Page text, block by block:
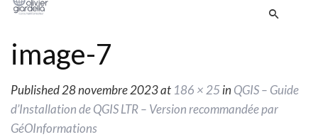
image-7
Published28 novembre 2023at 186 × 25 inQGIS – Guide
d’Installation de QGIS LTR – Version recommandée par
GéOInformations